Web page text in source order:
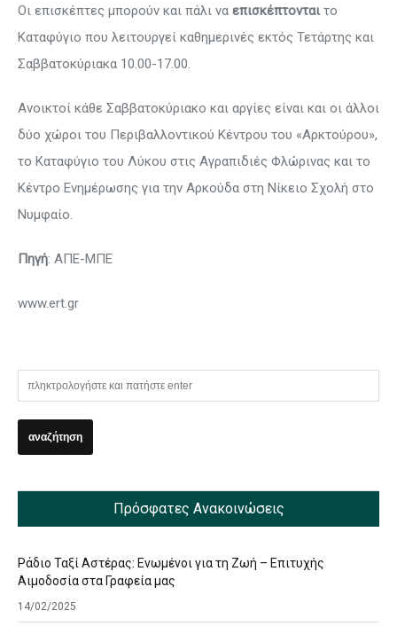
Οι επισκέπτες μπορούν και πάλι να επισκέπτονταιτο
Καταφύγιο που λειτουργεί καθημερινές εκτός Τετάρτης και
Σαββατοκύριακα 10.00-17.00.
Ανοικτοί κάθε Σαββατοκύριακο και αργίες είναι και οι άλλοι
δύο χώροι του Περιβαλλοντικού Κέντρου του «Αρκτούρου»,
το Καταφύγιο του Λύκου στις Αγραπιδιές Φλώρινας και το
Κέντρο Ενημέρωσης για την Αρκούδα στη Νίκειο Σχολή στο
Νυμφαίο.
Πηγή: ΑΠΕ-ΜΠΕ
www.ert.gr
Πρόσφατες Ανακοινώσεις
Ράδιο Ταξί Αστέρας: Ενωμένοι για τη Ζωή – Επιτυχής
Αιμοδοσία στα Γραφεία μας
14/02/2025